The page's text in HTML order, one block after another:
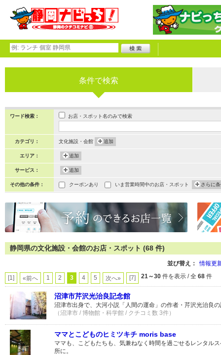
条件で検索
ワード検索： お店・スポット名のみで検索
カテゴリ： 文化施設・会館 追加
エリア： 追加
サービス： 追加
その他の条件： クーポンあり いま営業時間中のお店・スポット さらに
静岡県の文化施設・会館のお店・スポット (68 件)
並び替え： 情報更
[1] «前へ 1 2 3 4 5 次へ» [7] 21～30 件を表示 / 全 68 件
沼津市芹沢光治良記念館
沼津市出身で、大河小説「人間の運命」の作者・芹沢光治良
（沼津市 / 博物館・科学館 / クチコミ数 3件）
ママとこどものヒミツキチ moris base
ママも、こどもたちも、気兼ねなく時間を過ごせるレンタル
所に。